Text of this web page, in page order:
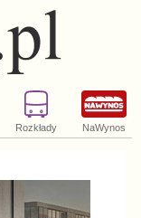
Rozkłady NaWynos